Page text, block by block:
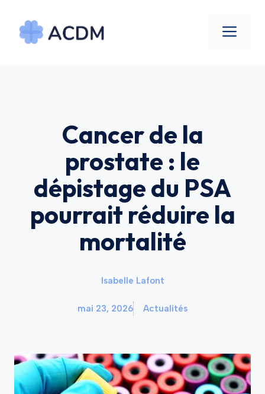
contenu
Cancer de la
prostate : le
dépistage du PSA
pourrait réduire la
mortalité
Isabelle Lafont
mai 23, 2026 Actualités